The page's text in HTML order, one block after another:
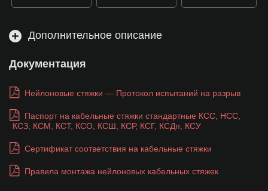
Дополнительное описание
Документация
Нейлоновые стяжки — Протокол испытаний на разрыв
Паспорт на кабельные стяжки стандартные КСС, НСС,
КСЗ, КСМ, КСТ, КСО, КСШ, КСР, КСГ, КСДп, КСУ
Сертификат соответствия на кабельные стяжки
Правила монтажа нейлоновых кабельных стяжек